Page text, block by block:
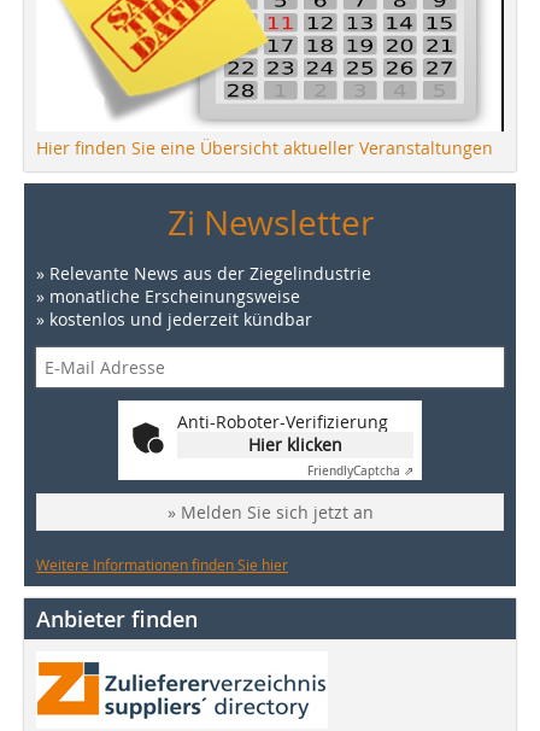
Hier finden Sie eine Übersicht aktueller Veranstaltungen
Zi Newsletter
» Relevante News aus der Ziegelindustrie
» monatliche Erscheinungsweise
» kostenlos und jederzeit kündbar
Anti-Roboter-Verifizierung
Hier klicken
FriendlyCaptcha ⇗
» Melden Sie sich jetzt an
Weitere Informationen finden Sie hier
Anbieter finden